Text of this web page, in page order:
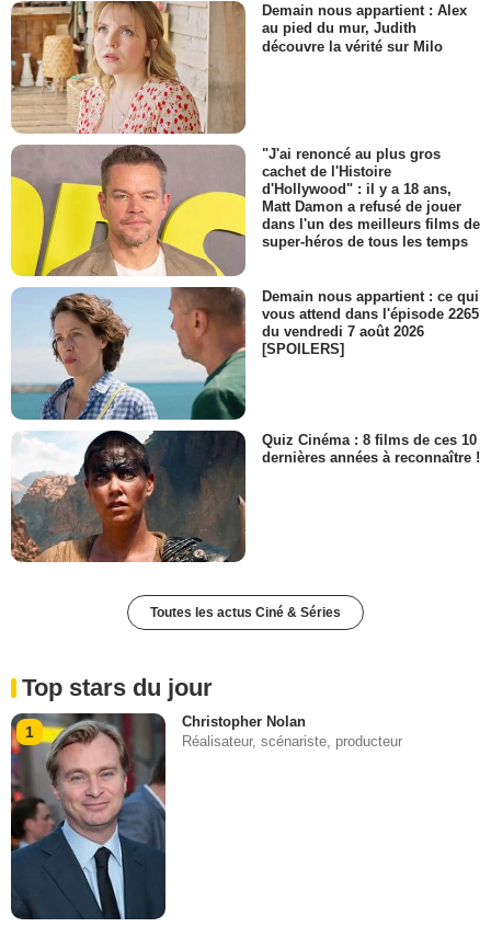
Demain nous appartient : Alex
au pied du mur, Judith
découvre la vérité sur Milo
"J'ai renoncé au plus gros
cachet de l'Histoire
d'Hollywood" : il y a 18 ans,
Matt Damon a refusé de jouer
dans l'un des meilleurs films de
super-héros de tous les temps
Demain nous appartient : ce qui
vous attend dans l'épisode 2265
du vendredi 7 août 2026
[SPOILERS]
Quiz Cinéma : 8 films de ces 10
dernières années à reconnaître !
Toutes les actus Ciné & Séries
Top stars du jour
1
Christopher Nolan
Réalisateur, scénariste, producteur